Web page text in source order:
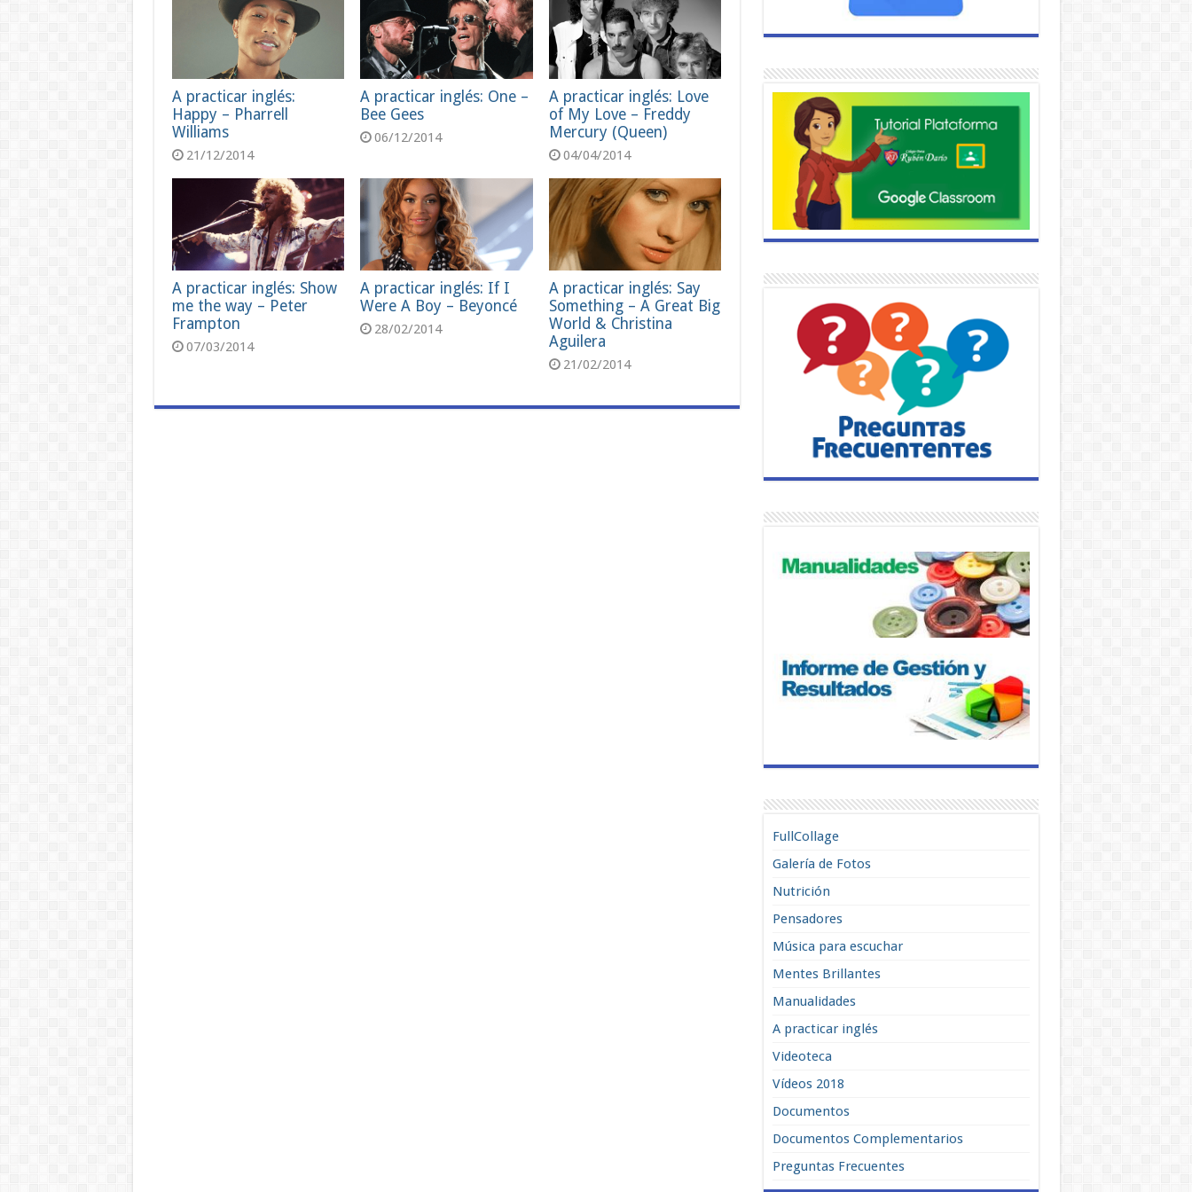
A practicar inglés:
Happy – Pharrell
Williams
21/12/2014
A practicar inglés: One –
Bee Gees
06/12/2014
A practicar inglés: Love
of My Love – Freddy
Mercury (Queen)
04/04/2014
A practicar inglés: Show
me the way – Peter
Frampton
07/03/2014
A practicar inglés: If I
Were A Boy – Beyoncé
28/02/2014
A practicar inglés: Say
Something – A Great Big
World & Christina
Aguilera
21/02/2014
FullCollage
Galería de Fotos
Nutrición
Pensadores
Música para escuchar
Mentes Brillantes
Manualidades
A practicar inglés
Videoteca
Vídeos 2018
Documentos
Documentos Complementarios
Preguntas Frecuentes